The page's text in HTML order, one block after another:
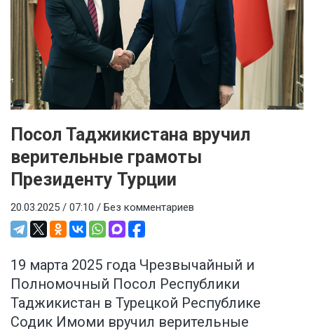
Посол Таджикистана вручил
верительные грамоты
Президенту Турции
20.03.2025 / 07:10 / Без комментариев
19 марта 2025 года Чрезвычайный и
Полномочный Посол Республики
Таджикистан в Турецкой Республике
Содик Имоми вручил верительные